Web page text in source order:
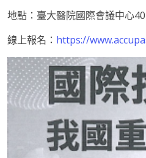
地點：臺大醫院國際會議中心
線上報名： https://